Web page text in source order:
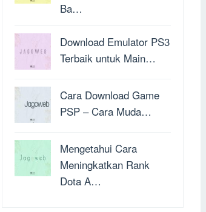
Ba…
Download Emulator PS3
Terbaik untuk Main…
Cara Download Game
PSP – Cara Muda…
Mengetahui Cara
Meningkatkan Rank
Dota A…